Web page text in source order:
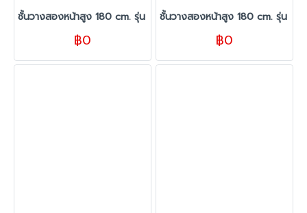
ชั้นวางสองหน้าสูง 180 cm. รุ่น TC ขนาด 280 cm. สีขาว
฿0
ชั้นวางสองหน้าสูง 180 cm. รุ่น
฿0